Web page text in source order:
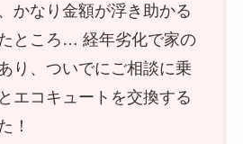
かなり金額が浮き助かる
ところ… 経年劣化で家の
り、ついでにご相談に乗
エコキュートを交換する
！